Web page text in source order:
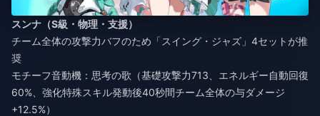
スンナ（S級・物理・支援）
チーム全体の攻撃力バフのため「スイング・ジャズ」4セットが推
奨
モチーフ音動機：思考の歌（基礎攻撃力713、エネルギー自動回復
60%、強化特殊スキル発動後40秒間チーム全体の与ダメージ
+12.5%）